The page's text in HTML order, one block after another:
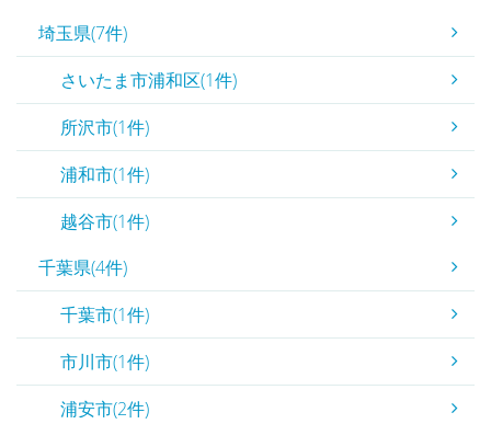
埼玉県(7件)
さいたま市浦和区(1件)
所沢市(1件)
浦和市(1件)
越谷市(1件)
千葉県(4件)
千葉市(1件)
市川市(1件)
浦安市(2件)